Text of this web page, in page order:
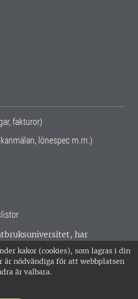
kakor (cookies), som lagras i din
är nödvändiga för att webbplatsen
är valbara.
fakturor)
lönespec m.m.)
har
Sverige. Huvudorter är
Umeå.SLU är
ISO 14001. •
nr: 202100-2817 •